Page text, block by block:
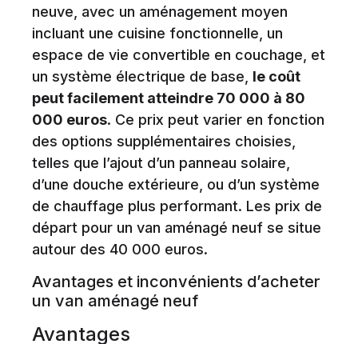
neuve, avec un aménagement moyen
incluant une cuisine fonctionnelle, un
espace de vie convertible en couchage, et
un système électrique de base, le coût
peut facilement atteindre 70 000 à 80
000 euros. Ce prix peut varier en fonction
des options supplémentaires choisies,
telles que l’ajout d’un panneau solaire,
d’une douche extérieure, ou d’un système
de chauffage plus performant. Les prix de
départ pour un van aménagé neuf se situe
autour des 40 000 euros.
Avantages et inconvénients d’acheter
un van aménagé neuf
Avantages